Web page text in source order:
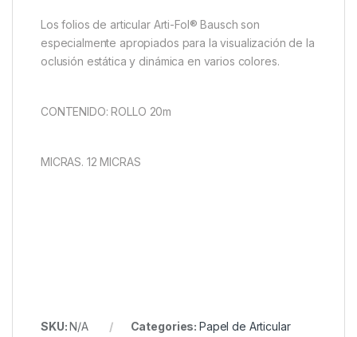
Los folios de articular Arti-Fol® Bausch son
especialmente apropiados para la visualización de la
oclusión estática y dinámica en varios colores.
CONTENIDO: ROLLO 20m
MICRAS. 12 MICRAS
SKU:N/A Categories: Papel de Articular